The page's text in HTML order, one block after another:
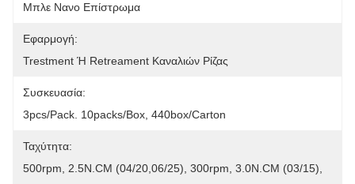
Μπλε Νανο Επίστρωμα
Εφαρμογή:
Trestment Ή Retreament Καναλιών Ρίζας
Συσκευασία:
3pcs/pack. 10packs/box, 440box/carton
Ταχύτητα:
500rpm, 2.5N.CM (04/20,06/25), 300rpm, 3.0N.CM (03/15),